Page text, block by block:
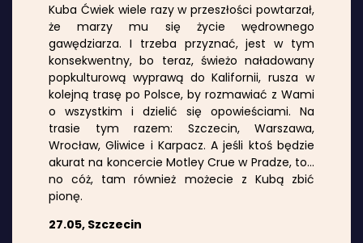
Kuba Ćwiek wiele razy w przeszłości powtarzał,
że marzy mu się życie wędrownego
gawędziarza. I trzeba przyznać, jest w tym
konsekwentny, bo teraz, świeżo naładowany
popkulturową wyprawą do Kalifornii, rusza w
kolejną trasę po Polsce, by rozmawiać z Wami
o wszystkim i dzielić się opowieściami. Na
trasie tym razem: Szczecin, Warszawa,
Wrocław, Gliwice i Karpacz. A jeśli ktoś będzie
akurat na koncercie Motley Crue w Pradze, to…
no cóż, tam również możecie z Kubą zbić
pionę.
27.05, Szczecin